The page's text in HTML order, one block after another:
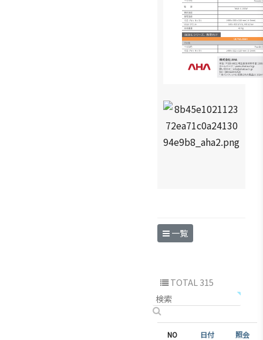
一覧
TOTAL 315
NO 日付 照会